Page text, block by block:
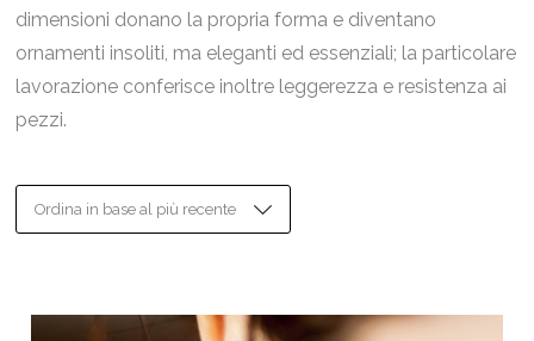
dimensioni donano la propria forma e diventano
ornamenti insoliti, ma eleganti ed essenziali; la particolare
lavorazione conferisce inoltre leggerezza e resistenza ai
pezzi.